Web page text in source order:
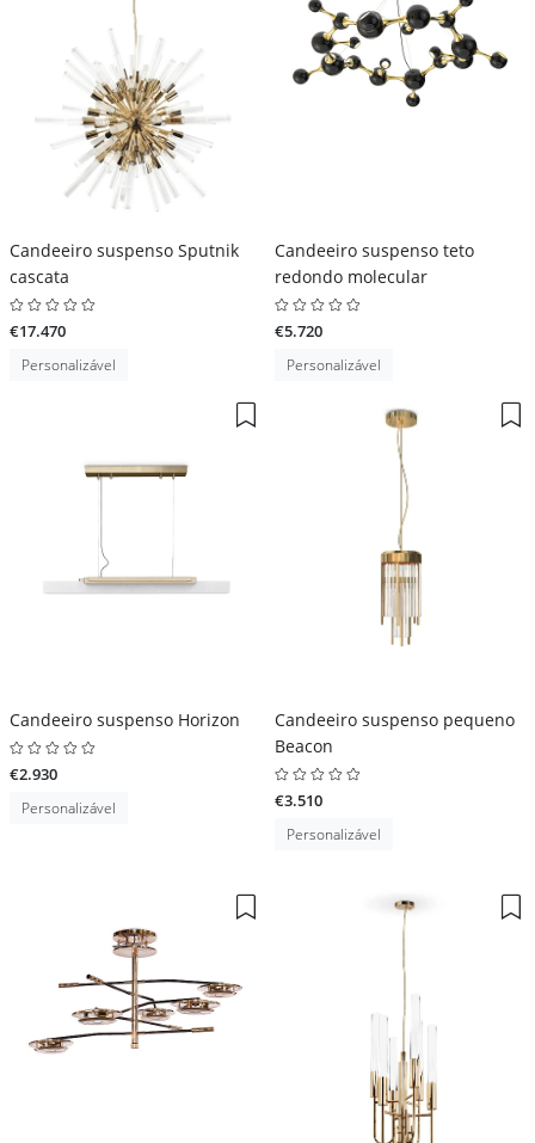
Candeeiro suspenso Sputnik
cascata
€17.470
Personalizável
Candeeiro suspenso teto
redondo molecular
€5.720
Personalizável
Candeeiro suspenso Horizon
€2.930
Personalizável
Candeeiro suspenso pequeno
Beacon
€3.510
Personalizável